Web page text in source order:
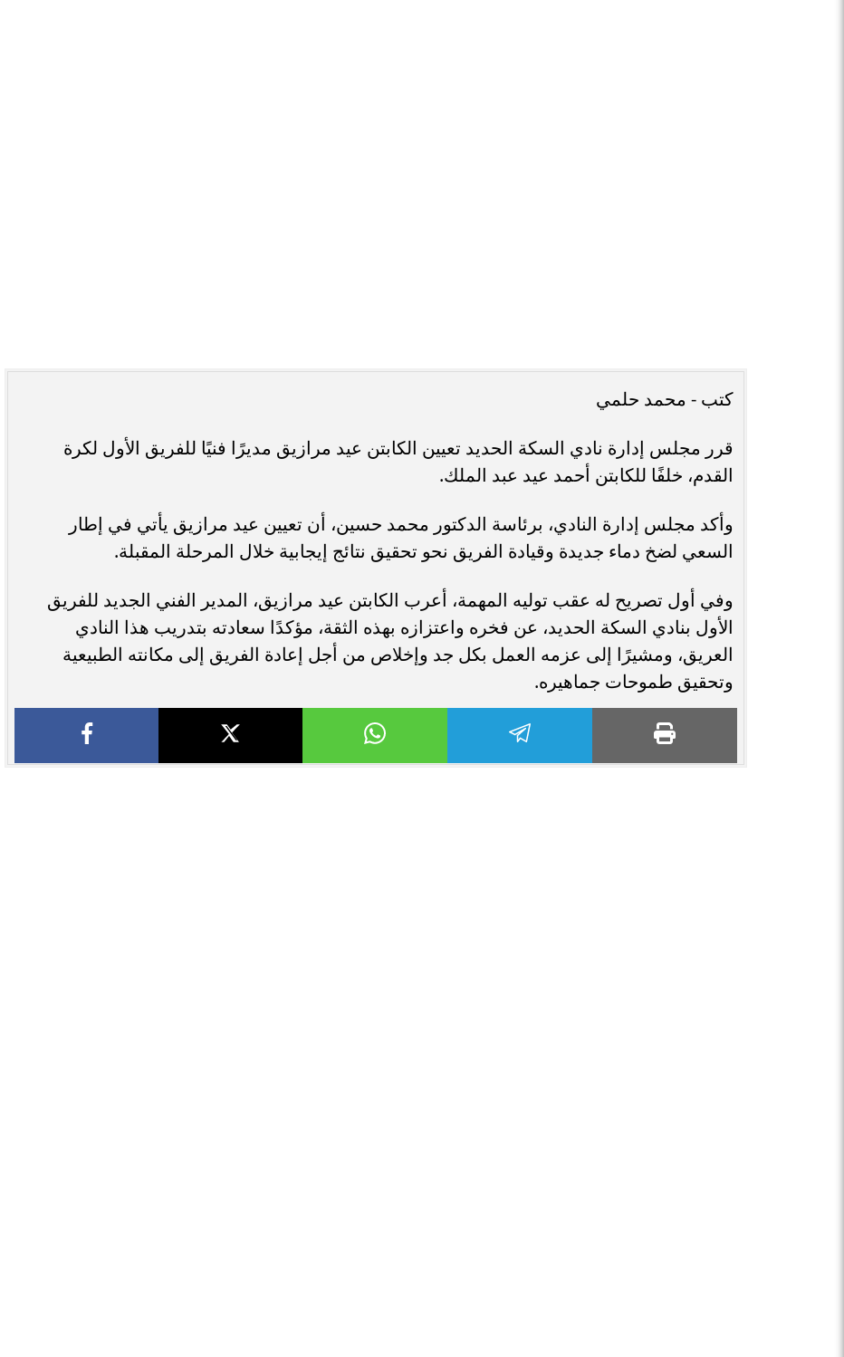
كتب - محمد حلمي
قرر مجلس إدارة نادي السكة الحديد تعيين الكابتن عيد مرازيق مديرًا فنيًا للفريق الأول لكرة
القدم، خلفًا للكابتن أحمد عيد عبد الملك.
وأكد مجلس إدارة النادي، برئاسة الدكتور محمد حسين، أن تعيين عيد مرازيق يأتي في إطار
السعي لضخ دماء جديدة وقيادة الفريق نحو تحقيق نتائج إيجابية خلال المرحلة المقبلة.
وفي أول تصريح له عقب توليه المهمة، أعرب الكابتن عيد مرازيق، المدير الفني الجديد للفريق
الأول بنادي السكة الحديد، عن فخره واعتزازه بهذه الثقة، مؤكدًا سعادته بتدريب هذا النادي
العريق، ومشيرًا إلى عزمه العمل بكل جد وإخلاص من أجل إعادة الفريق إلى مكانته الطبيعية
وتحقيق طموحات جماهيره.